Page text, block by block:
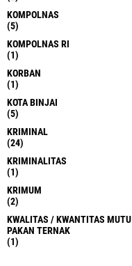
KOMPOLNAS
(5)
KOMPOLNAS RI
(1)
KORBAN
(1)
KOTA BINJAI
(5)
KRIMINAL
(24)
KRIMINALITAS
(1)
KRIMUM
(2)
KWALITAS / KWANTITAS MUTU
PAKAN TERNAK
(1)